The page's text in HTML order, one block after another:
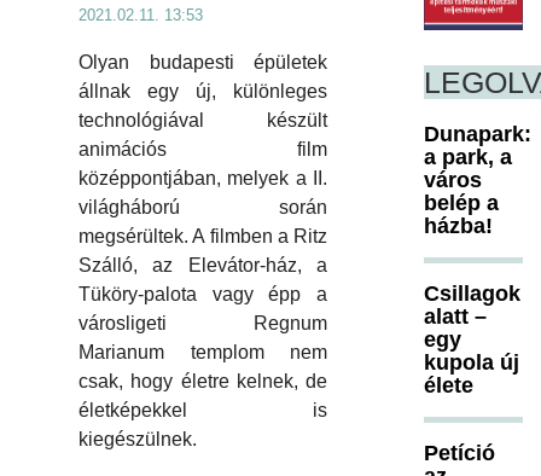
2021.02.11. 13:53
Olyan budapesti épületek
állnak egy új, különleges
technológiával készült
animációs film
középpontjában, melyek a II.
világháború során
megsérültek. A filmben a Ritz
Szálló, az Elevátor-ház, a
Tüköry-palota vagy épp a
városligeti Regnum
Marianum templom nem
csak, hogy életre kelnek, de
életképekkel is
kiegészülnek.
Dunapark:
a park, a
város
belép a
házba!
Csillagok
alatt –
egy
kupola új
élete
Petíció